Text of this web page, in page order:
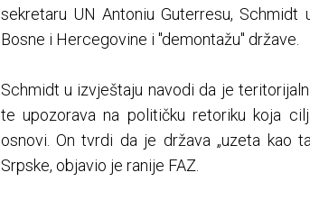
sekretaru UN Antoniu Guterresu, Schmidt
Bosne i Hercegovine i "demontažu" države.
Schmidt u izvještaju navodi da je
te upozorava na političku retoriku koja
osnovi. On tvrdi da je država „uzeta kao
Srpske, objavio je ranije FAZ.